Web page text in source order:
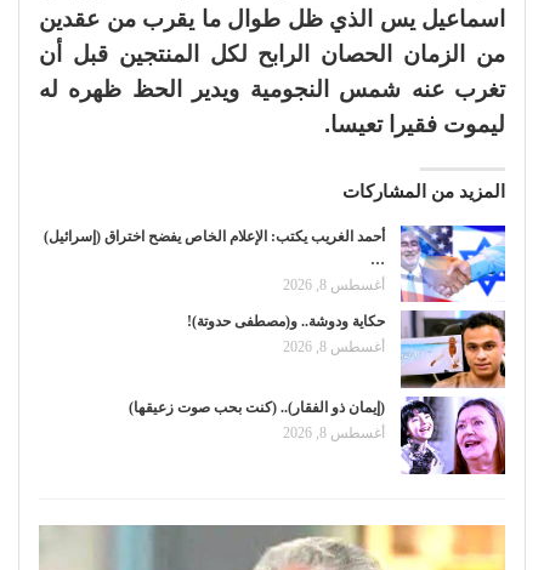
اسماعيل يس الذي ظل طوال ما يقرب من عقدين
من الزمان الحصان الرابح لكل المنتجين قبل أن
تغرب عنه شمس النجومية ويدير الحظ ظهره له
ليموت فقيرا تعيسا.
المزيد من المشاركات
أحمد الغريب يكتب: الإعلام الخاص يفضح اختراق (إسرائيل)
…
أغسطس 8, 2026
حكاية ودوشة.. و(مصطفى حدوتة)!
أغسطس 8, 2026
(إيمان ذو الفقار).. (كنت بحب صوت زعيقها)
أغسطس 8, 2026